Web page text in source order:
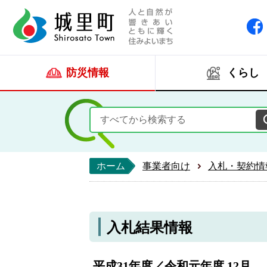
防災情報 くらし
ホーム 事業者向け 入札・契約
入札結果情報